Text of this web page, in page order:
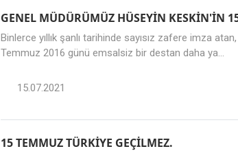
GENEL MÜDÜRÜMÜZ HÜSEYİN KESKİN'İN
Binlerce yıllık şanlı tarihinde sayısız zafere imza
Temmuz 2016 günü emsalsiz bir destan daha ya...
15.07.2021
15 TEMMUZ TÜRKİYE GEÇİLMEZ.